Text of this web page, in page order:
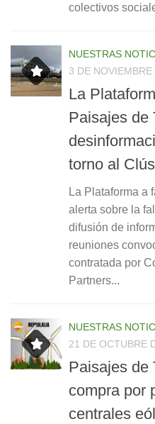
colectivos
NUESTRAS
3 DE
La
Paisajes de
torno al
La Plataforma a
alerta sobre la
difusión de
reuniones
contratada por
Partners...
NUESTRAS
21 DE OCTUBRE
Paisajes de
compra por
centrales